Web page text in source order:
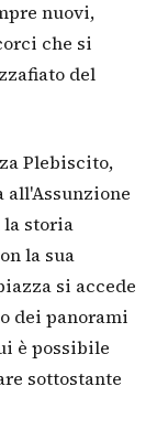
nuovi,
che si
del
Plebiscito,
all'Assunzione
la storia
la sua
si accede
dei panorami
è possibile
sottostante